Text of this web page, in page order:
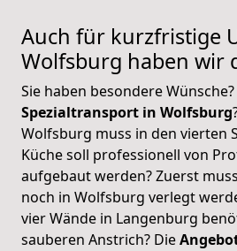
Auch für kurzfristige
Wolfsburg haben wir
Sie haben besondere Wünsche?
Spezialtransport in Wolfsburg
Wolfsburg muss in den vierten
Küche soll professionell von
aufgebaut werden? Zuerst
noch in Wolfsburg verlegt
vier Wände in Langenburg
sauberen Anstrich? Die